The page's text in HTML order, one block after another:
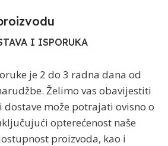
I ISPORUKA
je 2 do 3 radna dana od
Želimo vas obavijestiti
dostave može potrajati ovisno o
opterećenost naše
proizvoda, kao i